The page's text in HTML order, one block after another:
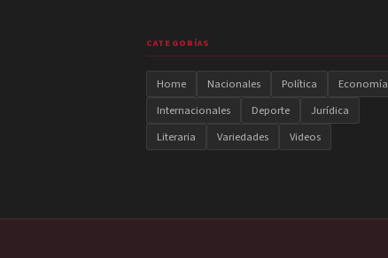
CATEGORÍAS
Home Nacionales Política
Economía
Internacionales
Deporte
Jurídica
Literaria
Variedades Videos